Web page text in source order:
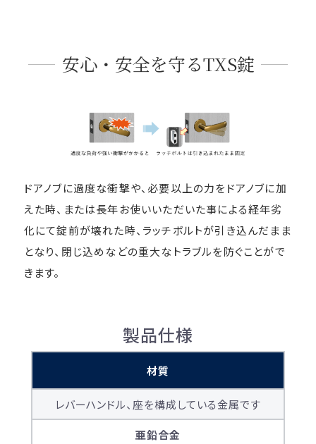
安心・安全を守るTXS錠
ドアノブに過度な衝撃や、必要以上の力をドアノブに加
えた時、または長年お使いいただいた事による経年劣
化にて錠前が壊れた時、ラッチボルトが引き込んだまま
となり、閉じ込めなどの重大なトラブルを防ぐことがで
きます。
製品仕様
材質
レバーハンドル、座を構成している金属です
亜鉛合金